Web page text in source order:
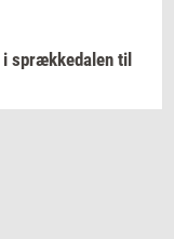
i spræk­ke­da­len til